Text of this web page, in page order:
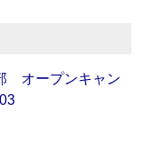
オープンキャン